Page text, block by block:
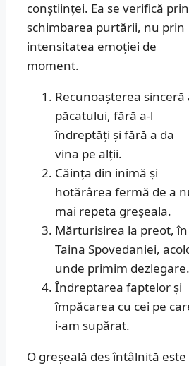
conștiinței. Ea se verifică prin
schimbarea purtării, nu prin
intensitatea emoției de
moment.
Recunoașterea sinceră
păcatului, fără a-l
îndreptăți și fără a da
vina pe alții.
Căința din inimă și
hotărârea fermă de a
mai repeta greșeala.
Mărturisirea la preot, în
Taina Spovedaniei,
unde primim dezlegare.
Îndreptarea faptelor și
împăcarea cu cei pe
i-am supărat.
O greșeală des întâlnită este